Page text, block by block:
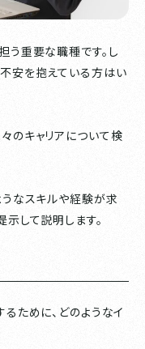
う重要な職種です。し
安を抱えている方はい
々のキャリアについて検
うなスキルや経験が求
して説明します。
ために、どのようなイ